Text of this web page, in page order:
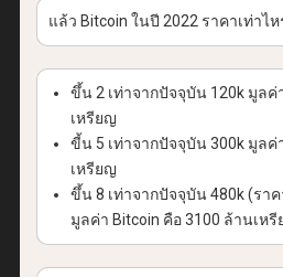
แล้ว Bitcoin ในปี 2022 ราคาเท่าไห
ขึ้น 2 เท่าจากปัจจุบัน 120k มูลค่
เหรียญ
ขี้น 5 เท่าจากปัจจุบัน 300k มูลค่
เหรียญ
ขึ้น 8 เท่าจากปัจจุบัน 480k (ราค
มูลค่า Bitcoin คือ 3100 ล้านเห